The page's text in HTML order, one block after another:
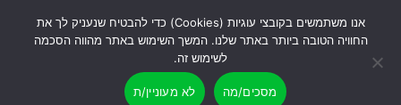
אנו משתמשים בקובצי עוגיות (Cookies) כדי להבטיח שנעניק לך את
החוויה הטובה ביותר באתר שלנו. המשך השימוש באתר מהווה הסכמה
לשימוש זה.
מסכים/מה לא מעוניין/ת